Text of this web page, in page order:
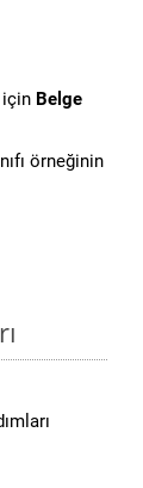
için Belge
örneğinin